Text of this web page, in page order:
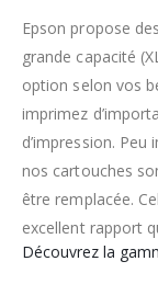
Epson propose
grande capacité
option selon vos
imprimez
d’impression.
nos cartouches
être remplacée.
excellent rapport
Découvrez la